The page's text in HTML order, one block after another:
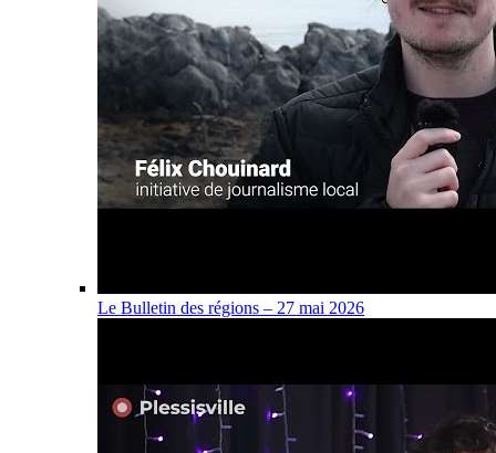
Le Bulletin des régions – 27 mai 2026